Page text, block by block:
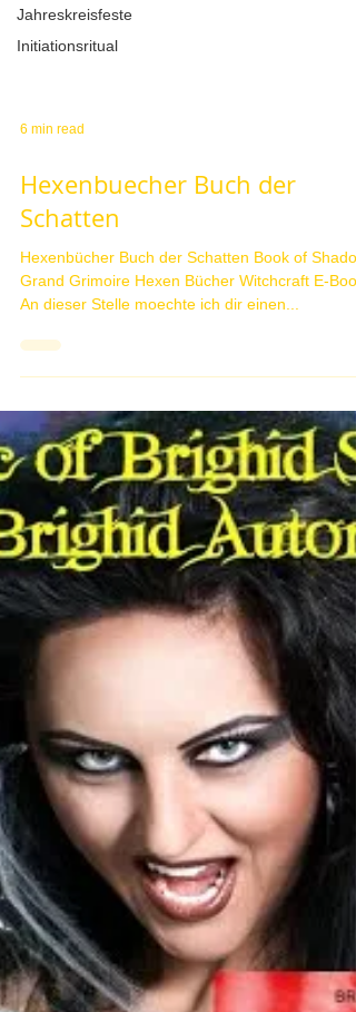
Jahreskreisfeste
Initiationsritual
6 min read
Hexenbuecher Buch der
Schatten
Grand Grimoire Hexen Bücher Witchcraft E-